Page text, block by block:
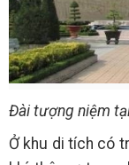
Đài tượng niệm
Ở khu di tích có